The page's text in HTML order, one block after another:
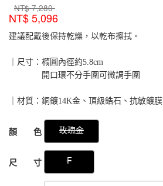
NT$7,280
NT$5,096
建議配戴後保持乾燥，以乾布擦拭。
｜尺寸：橢圓內徑約5.8cm
開口環不分手圍可微調手圍
｜材質：銅鍍14K金、頂級鋯石、抗敏鍍膜
GOODS000000000000029172408
顏 色 玫瑰金
尺 寸 F